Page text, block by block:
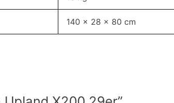
140 × 28 × 80 cm